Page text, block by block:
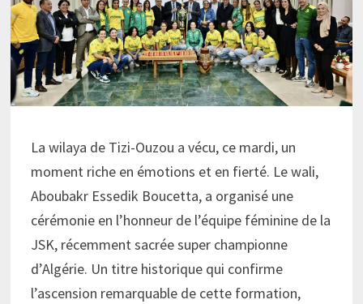
La wilaya de Tizi-Ouzou a vécu, ce mardi, un
moment riche en émotions et en fierté. Le wali,
Aboubakr Essedik Boucetta, a organisé une
cérémonie en l’honneur de l’équipe féminine de la
JSK, récemment sacrée super championne
d’Algérie. Un titre historique qui confirme
l’ascension remarquable de cette formation,